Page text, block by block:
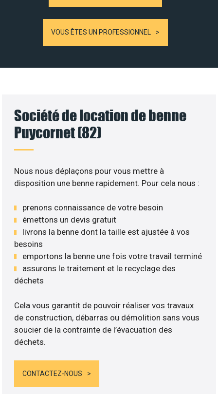
VOUS ÊTES UN PROFESSIONNEL
Société de location de benne
Puycornet (82)
Nous nous déplaçons pour vous mettre à
disposition une benne rapidement. Pour cela nous :
prenons connaissance de votre besoin
émettons un devis gratuit
livrons la benne dont la taille est ajustée à vos
besoins
emportons la benne une fois votre travail terminé
assurons le traitement et le recyclage des
déchets
Cela vous garantit de pouvoir réaliser vos travaux
de construction, débarras ou démolition sans vous
soucier de la contrainte de l’évacuation des
déchets.
CONTACTEZ-NOUS